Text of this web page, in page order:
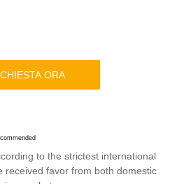
ORA
to the strictest international
received favor from both domestic